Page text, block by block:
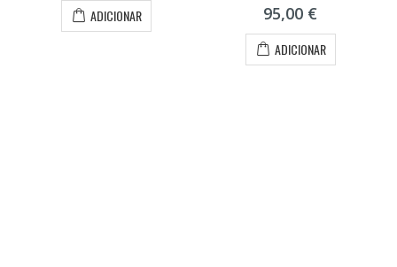
ADICIONAR 0out of 5
95,00 €
ADICIONAR